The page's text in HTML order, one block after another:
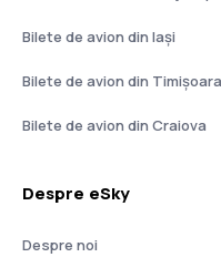
Bilete de avion din Iași
Bilete de avion din Timișoara
Bilete de avion din Craiova
Despre eSky
Despre noi